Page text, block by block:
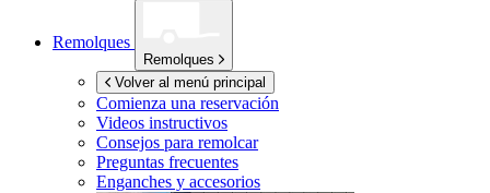
Remolques
Remolques
Volver al menú principal
Comienza una reservación
Videos instructivos
Consejos para remolcar
Preguntas frecuentes
Enganches y accesorios